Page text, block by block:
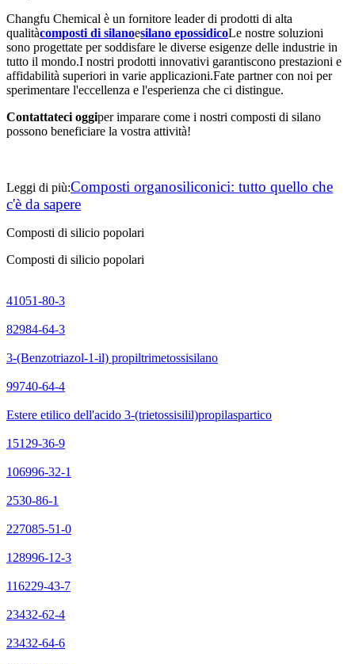
Changfu Chemical è un fornitore leader di prodotti di alta
qualitàcomposti di silanoesilano epossidicoLe nostre soluzioni
sono progettate per soddisfare le diverse esigenze delle industrie in
tutto il mondo.I nostri prodotti innovativi garantiscono prestazioni e
affidabilità superiori in varie applicazioni.Fate partner con noi per
sperimentare l'eccellenza e l'esperienza che ci distingue.
Contattateci oggiper imparare come i nostri composti di silano
possono beneficiare la vostra attività!
Leggi di più:Composti organosiliconici: tutto quello che
c'è da sapere
Composti di silicio popolari
Composti di silicio popolari
41051-80-3
82984-64-3
3-(Benzotriazol-1-il) propiltrimetossisilano
99740-64-4
Estere etilico dell'acido 3-(trietossisilil)propilaspartico
15129-36-9
106996-32-1
2530-86-1
227085-51-0
128996-12-3
116229-43-7
23432-62-4
23432-64-6